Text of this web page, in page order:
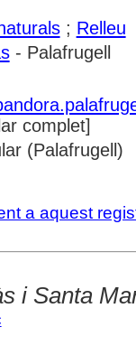
; Relleu
- Palafrugell
complet]
(Palafrugell)
a aquest
i Santa